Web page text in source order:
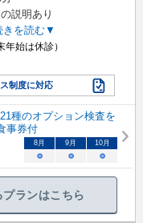
説明あり
きを読む▼
始は休診）
制度に対応
種のオプション検査を
事券付
8月 9月 10月
○ ○ ○
ランはこちら